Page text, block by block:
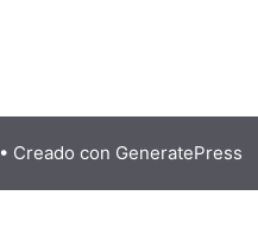
• Creado con GeneratePress